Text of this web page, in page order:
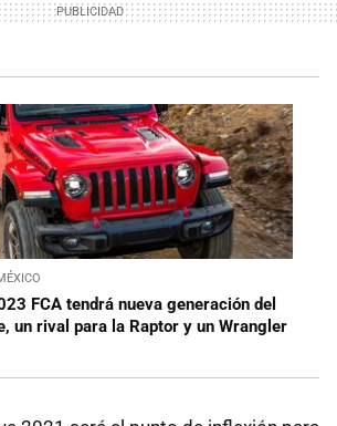
FCA tendrá nueva generación del
un rival para la Raptor y un Wrangler